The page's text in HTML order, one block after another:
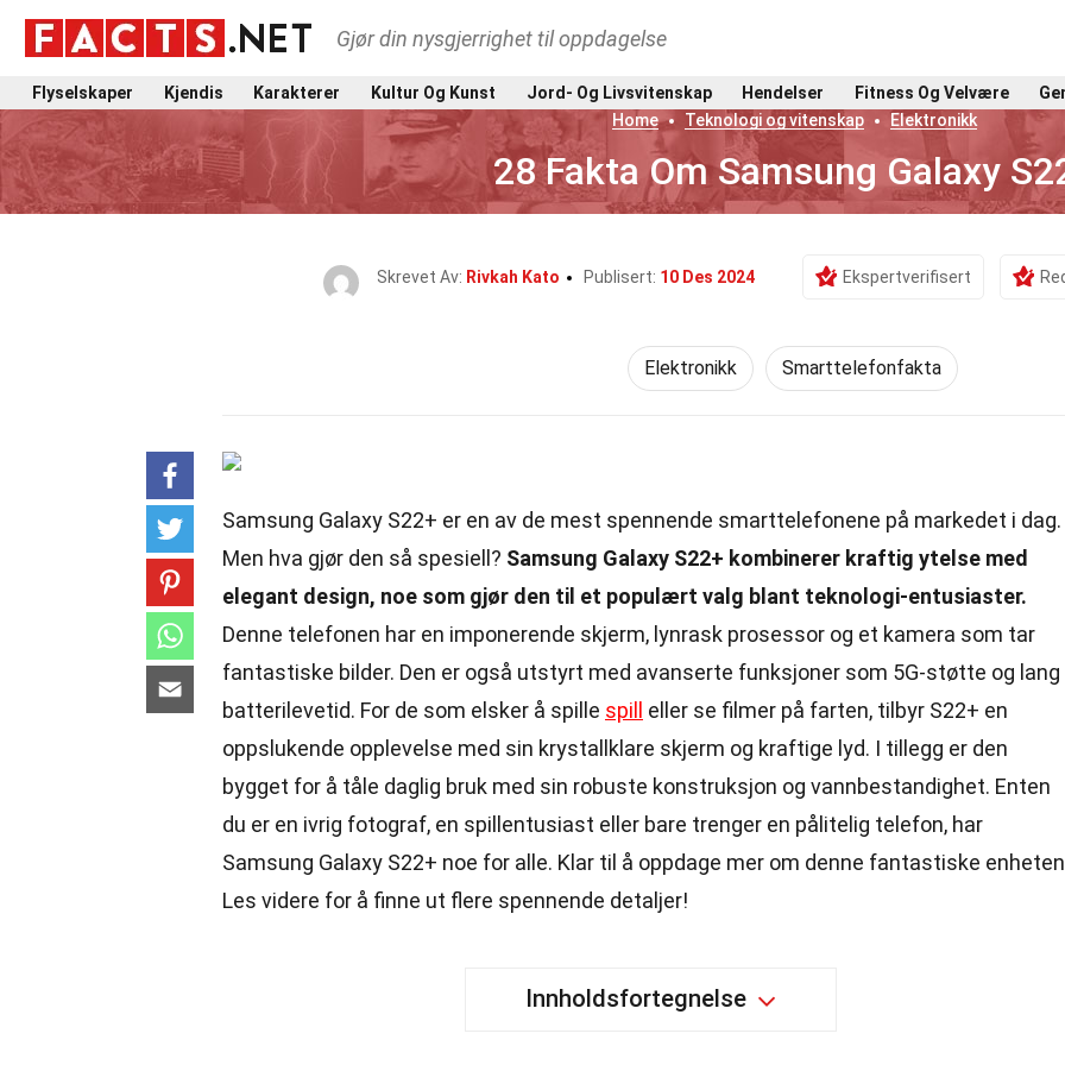
Gjør din nysgjerrighet til oppdagelse
Flyselskaper Kjendis Karakterer Kultur Og Kunst Jord- Og Livsvitenskap Hendelser Fitness Og Velvære
Home
Teknologi og vitenskap Elektronikk
28 Fakta Om Samsung Galaxy
Skrevet Av: Rivkah Kato Publisert: 10 Des 2024 Ekspertverifisert
Elektronikk Smarttelefonfakta
Samsung Galaxy S22+ er en av de mest spennende smarttelefonene på markedet i dag.
Men hva gjør den så spesiell? Samsung Galaxy S22+ kombinerer kraftig ytelse med
elegant design, noe som gjør den til et populært valg blant teknologi-entusiaster.
Denne telefonen har en imponerende skjerm, lynrask prosessor og et kamera som tar
fantastiske bilder. Den er også utstyrt med avanserte funksjoner som 5G-støtte og lang
batterilevetid. For de som elsker å spille spill
eller se filmer på farten, tilbyr S22+ en
oppslukende opplevelse med sin krystallklare skjerm og kraftige lyd. I tillegg er den
bygget for å tåle daglig bruk med sin robuste konstruksjon og vannbestandighet. Enten
du er en ivrig fotograf, en spillentusiast eller bare trenger en pålitelig telefon, har
Samsung Galaxy S22+ noe for alle. Klar til å oppdage mer om denne fantastiske
Les videre for å finne ut flere spennende detaljer!
Innholdsfortegnelse